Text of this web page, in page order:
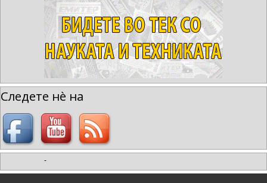
Следете нè на
-